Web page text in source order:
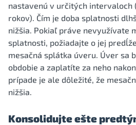
nastavenú v určitých intervaloch
rokov). Čím je doba splatnosti
nižšia. Pokiaľ práve nevyužívate
splatnosti, požiadajte o jej
mesačná splátka úveru. Úver sa
obdobie a zaplatíte za neho
prípade je ale dôležité, že
nižšia.
Konsolidujte ešte